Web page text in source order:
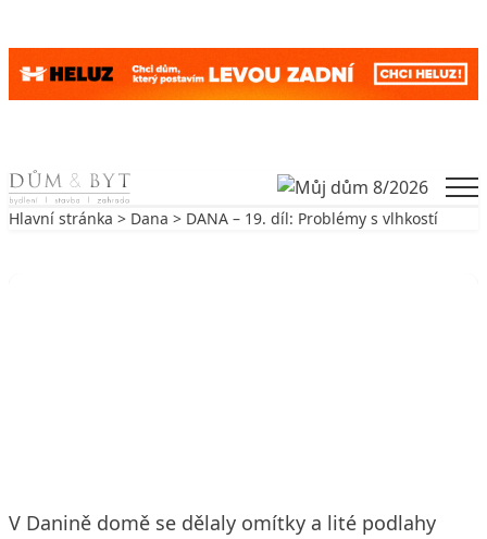
Skip to content
Hlavní stránka > Dana > DANA – 19. díl: Problémy s vlhkostí
V Danině domě se dělaly omítky a lité podlahy